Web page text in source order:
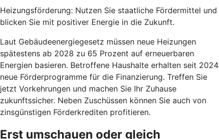
Heizungsförderung: Nutzen Sie staatliche Fördermittel und
blicken Sie mit positiver Energie in die Zukunft.
Laut Gebäudeenergiegesetz müssen neue Heizungen
spätestens ab 2028 zu 65 Prozent auf erneuerbaren
Energien basieren. Betroffene Haushalte erhalten seit 2024
neue Förderprogramme für die Finanzierung. Treffen Sie
jetzt Vorkehrungen und machen Sie Ihr Zuhause
zukunftssicher. Neben Zuschüssen können Sie auch von
zinsgünstigen Förderkrediten profitieren.
Erst umschauen oder gleich